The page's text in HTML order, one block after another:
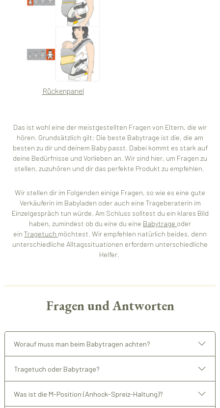
Rückenpanel
Das ist wohl eine der meistgestellten Fragen von Eltern, die wir
hören. Grundsätzlich gilt: Die beste Babytrage ist die, die am
besten zu dir und deinem Baby passt. Dabei kommt es stark auf
deine Bedürfnisse und Vorlieben an. Wir sind hier, um Fragen zu
stellen, zuzuhören und dir das perfekte Produkt zu empfehlen.
Wir stellen dir im Folgenden einige Fragen, so wie es eine gute
Verkäuferin im Babyladen oder auch eine Trageberaterin im
Einzelgespräch tun würde. Am Schluss solltest du ein klares Bild
haben, zumindest ob du eine du eine Babytrage oder
ein Tragetuch möchtest. Wir empfehlen natürlich beides, denn
unterschiedliche Alltagssituationen erfordern unterschiedliche
Helfer.
Fragen und Antworten
Worauf muss man beim Babytragen achten?
Tragetuch oder Babytrage?
Was ist die M-Position (Anhock-Spreiz-Haltung)?